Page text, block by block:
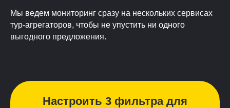
Мы ведем мониторинг сразу на нескольких сервисах
тур-агрегаторов, чтобы не упустить ни одного
выгодного предложения.
Настроить 3 фильтра для